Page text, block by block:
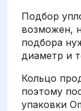
Подбор
возможен,
подбора
диаметр и
Кольцо
поэтому
упаковки